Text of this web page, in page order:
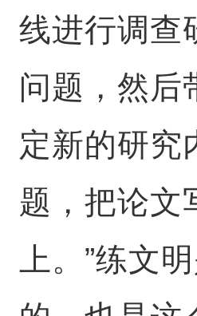
线进行调查
问题，然后
定新的研究
题，把论文
上。”练文